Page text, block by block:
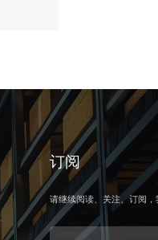
订阅
请继续阅读、关注、订阅，